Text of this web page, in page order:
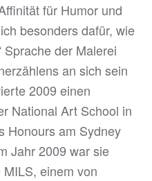
für Humor und
besonders dafür, wie
Sprache der Malerei
an sich sein
2009 einen
National Art School in
Honours am Sydney
Jahr 2009 war sie
einem von